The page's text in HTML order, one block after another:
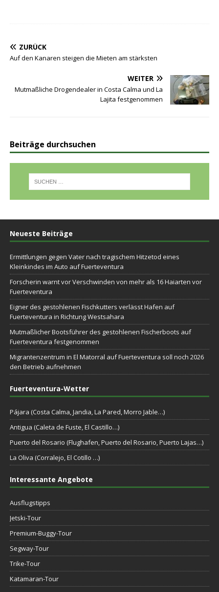
ZURÜCK
Auf den Kanaren steigen die Mieten am stärksten
WEITER
Mutmaßliche Drogendealer in Costa Calma und La
Lajita festgenommen
Beiträge durchsuchen
Neueste Beiträge
Ermittlungen gegen Vater nach tragischem Hitzetod eines
Kleinkindes im Auto auf Fuerteventura
Forscherin warnt vor Verschwinden von mehr als 16 Haiarten vor
Fuerteventura
Eigner des gestohlenen Fischkutters verlässt Hafen auf
Fuerteventura in Richtung Westsahara
Mutmaßlicher Bootsführer des gestohlenen Fischerboots auf
Fuerteventura festgenommen
Migrantenzentrum in El Matorral auf Fuerteventura soll noch 2026
den Betrieb aufnehmen
Fuerteventura-Wetter
Pájara (Costa Calma, Jandia, La Pared, Morro Jable…)
Antigua (Caleta de Fuste, El Castillo…)
Puerto del Rosario (Flughafen, Puerto del Rosario, Puerto Lajas…)
La Oliva (Corralejo, El Cotillo …)
Interessante Angebote
Ausflugstipps
Jetski-Tour
Premium-Buggy-Tour
Segway-Tour
Trike-Tour
Katamaran-Tour